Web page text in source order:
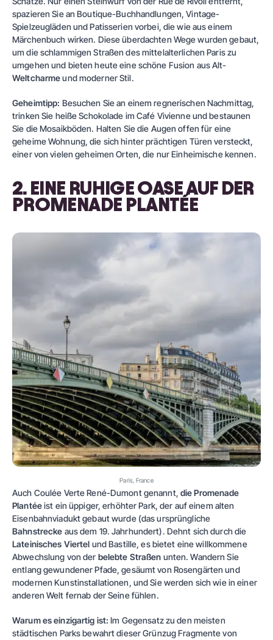
spazieren Sie an Boutique-Buchhandlungen, Vintage-
Spielzeugläden und Patisserien vorbei, die wie aus einem
Märchenbuch wirken. Diese überdachten Wege wurden gebaut,
um die schlammigen Straßen des mittelalterlichen Paris zu
umgehen und bieten heute eine schöne Fusion aus Alt-
Weltcharmeund moderner Stil.
Geheimtipp: Besuchen Sie an einem regnerischen Nachmittag,
trinken Sie heiße Schokolade im Café Vivienne und bestaunen
Sie die Mosaikböden. Halten Sie die Augen offen für eine
geheime Wohnung, die sich hinter prächtigen Türen versteckt,
einer von vielen geheimen Orten, die nur Einheimische kennen.
2. EINE RUHIGE OASE AUF DER
PROMENADE PLANTÉE
Paris, France
Auch Coulée Verte René-Dumont genannt, die Promenade
Plantéeist ein üppiger, erhöhter Park, der auf einem alten
Eisenbahnviadukt gebaut wurde (das ursprüngliche
Bahnstrecke aus dem 19. Jahrhundert). Dehnt sich durch die
Lateinisches Viertel und Bastille, es bietet eine willkommene
Abwechslung von der belebte Straßen unten. Wandern Sie
entlang gewundener Pfade, gesäumt von Rosengärten und
modernen Kunstinstallationen, und Sie werden sich wie in einer
anderen Welt fernab der Seine fühlen.
Warum es einzigartig ist: Im Gegensatz zu den meisten
städtischen Parks bewahrt dieser Grünzug Fragmente von